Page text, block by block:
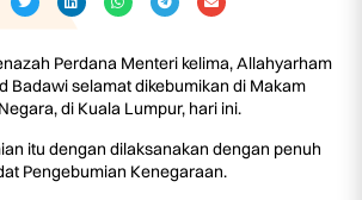
Perdana Menteri kelima, Allahyarham
Badawi selamat dikebumikan di Makam
di Kuala Lumpur, hari ini.
itu dengan dilaksanakan dengan penuh
Pengebumian Kenegaraan.